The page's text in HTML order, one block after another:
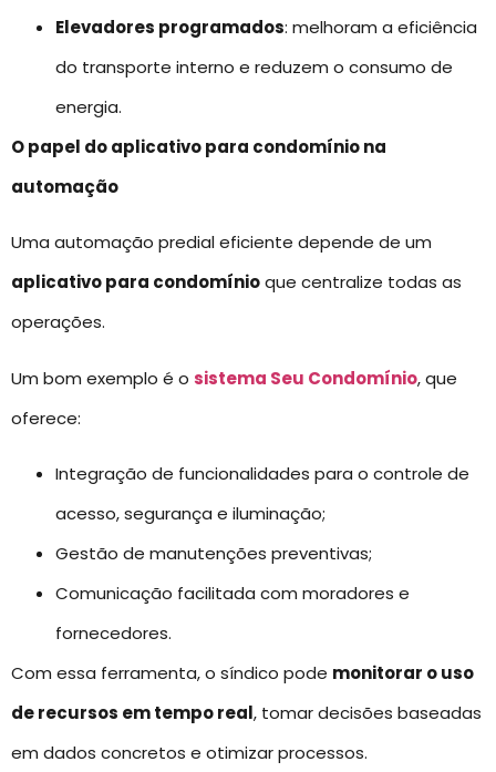
Elevadores programados: melhoram a eficiência
do transporte interno e reduzem o consumo de
energia.
O papel do aplicativo para condomínio na
automação
Uma automação predial eficiente depende de um
aplicativo para condomínioque centralize todas as
operações.
Um bom exemplo é o sistema Seu Condomínio, que
oferece:
Integração de funcionalidades para o controle de
acesso, segurança e iluminação;
Gestão de manutenções preventivas;
Comunicação facilitada com moradores e
fornecedores.
Com essa ferramenta, o síndico pode monitorar o uso
de recursos em tempo real, tomar decisões baseadas
em dados concretos e otimizar processos.